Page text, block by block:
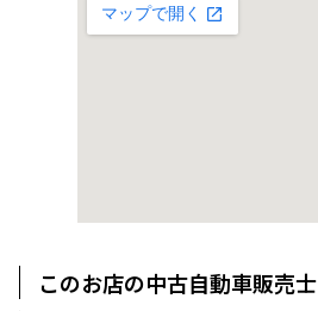
このお店の中古自動車販売士